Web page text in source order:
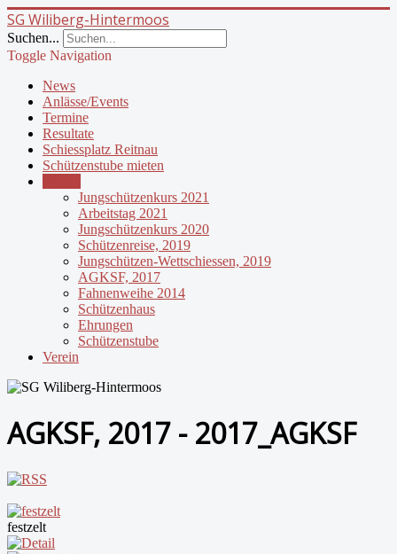
SG Wiliberg-Hintermoos
Suchen...
Toggle Navigation
News
Anlässe/Events
Termine
Resultate
Schiessplatz Reitnau
Schützenstube mieten
Jungschützenkurs 2021
Arbeitstag 2021
Jungschützenkurs 2020
Schützenreise, 2019
Jungschützen-Wettschiessen, 2019
AGKSF, 2017
Fahnenweihe 2014
Schützenhaus
Ehrungen
Schützenstube
Verein
AGKSF, 2017 - 2017_AGKSF
festzelt